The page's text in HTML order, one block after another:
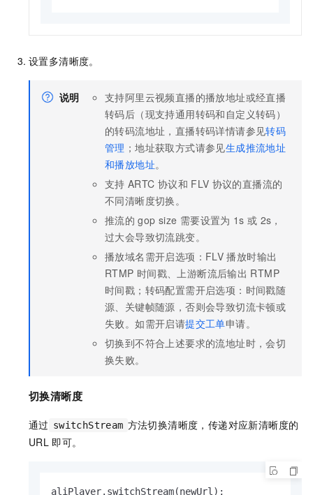
设置多清晰度。
说明
支持阿里云视频直播的播放地址或经直播
转码后（现支持通用转码和自定义转码）
的转码流地址，直播转码详情请参见转码
管理 ；地址获取方式请参见生成推流地址
和播放地址。
支持 ARTC 协议和 FLV 协议的直播流的
不同清晰度切换。
推流的 gop size 需要设置为 1s 或 2s，
过大会导致切流跳变。
播放域名需开启选项：FLV 播放时输出
RTMP 时间戳、上游断流后输出 RTMP
时间戳；转码配置需开启选项：时间戳随
源、关键帧随源，否则会导致切流卡顿或
失败。如需开启请提交工单申请。
切换到不符合上述要求的流地址时，会切
换失败。
切换清晰度
通过 switchStream 方法切换清晰度，传递对应新清晰度的
URL 即可。
aliPlayer.switchStream(newUrl);